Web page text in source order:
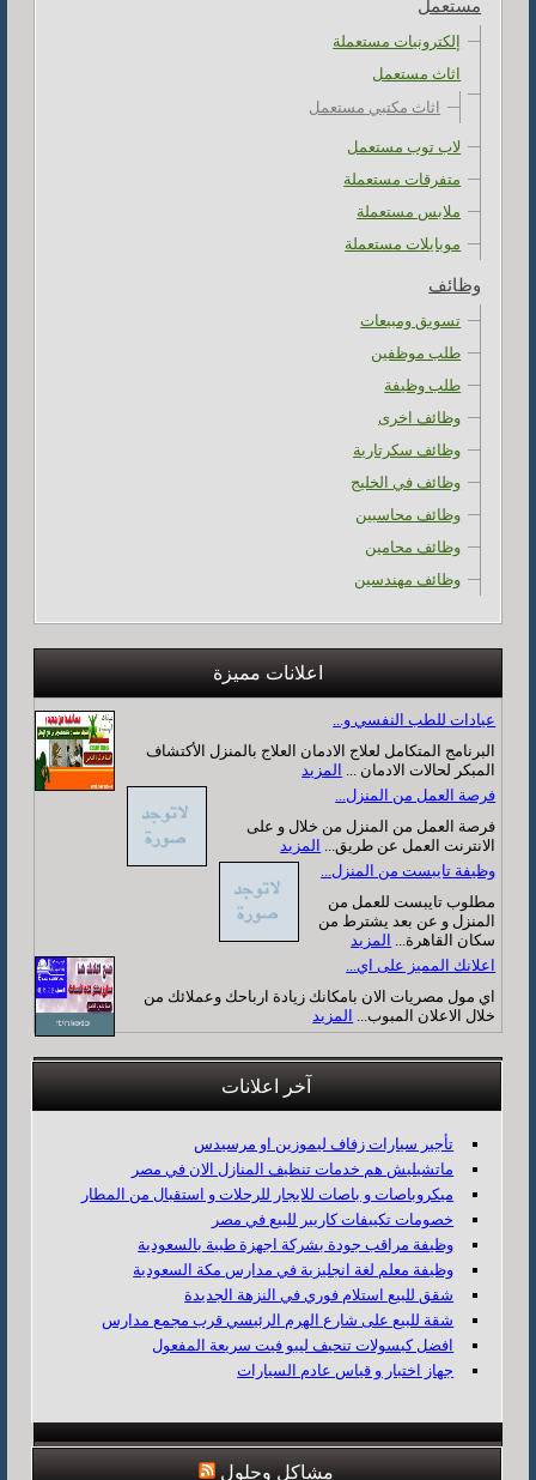
مستعمل
إلكترونيات مستعملة
اثاث مستعمل
اثاث مكتبي مستعمل
لاب توب مستعمل
متفرقات مستعملة
ملابس مستعملة
موبايلات مستعملة
وظائف
تسويق ومبيعات
طلب موظفين
طلب وظيفة
وظائف اخرى
وظائف سكرتارية
وظائف في الخليج
وظائف محاسبين
وظائف محامين
وظائف مهندسين
اعلانات مميزة
عيادات للطب النفسي و...
البرنامج المتكامل لعلاج الادمان العلاج بالمنزل الأكتشاف
المبكر لحالات الادمان ... المزيد
فرصة العمل من المنزل...
فرصة العمل من المنزل من خلال و على
الانترنت العمل عن طريق... المزيد
وظيفة تايبست من المنزل...
مطلوب تايبست للعمل من
المنزل و عن بعد يشترط من
سكان القاهرة... المزيد
اعلانك المميز على اي...
اي مول مصريات الان بامكانك زيادة ارباحك وعملائك من
خلال الاعلان المبوب... المزيد
آخر اعلانات
تأجير سيارات زفاف ليموزين او مرسيدس
ماتشيليش هم خدمات تنظيف المنازل الان في مصر
ميكروباصات و باصات للايجار للرحلات و استقبال من المطار
خصومات تكييفات كاريير للبيع في مصر
وظيفة مراقب جودة بشركة اجهزة طبية بالسعودية
وظيفة معلم لغة انجليزية في مدارس مكة السعودية
شقق للبيع استلام فوري في النزهة الجديدة
شقة للبيع على شارع الهرم الرئيسي قرب مجمع مدارس
افضل كبسولات تنحيف ليبو فيت سريعة المفعول
جهاز اختبار و قياس عادم السيارات
مشاكل وحلول